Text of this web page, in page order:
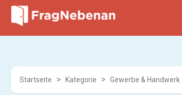
Startseite Kategorie Gewerbe & Handwerk